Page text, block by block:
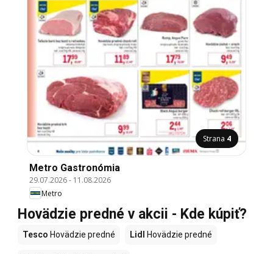
Strana 4
Metro Gastronómia
29.07.2026- 11.08.2026
Metro
Hovädzie predné v akcii - Kde kúpiť?
Tesco Hovädzie predné Lidl Hovädzie predné